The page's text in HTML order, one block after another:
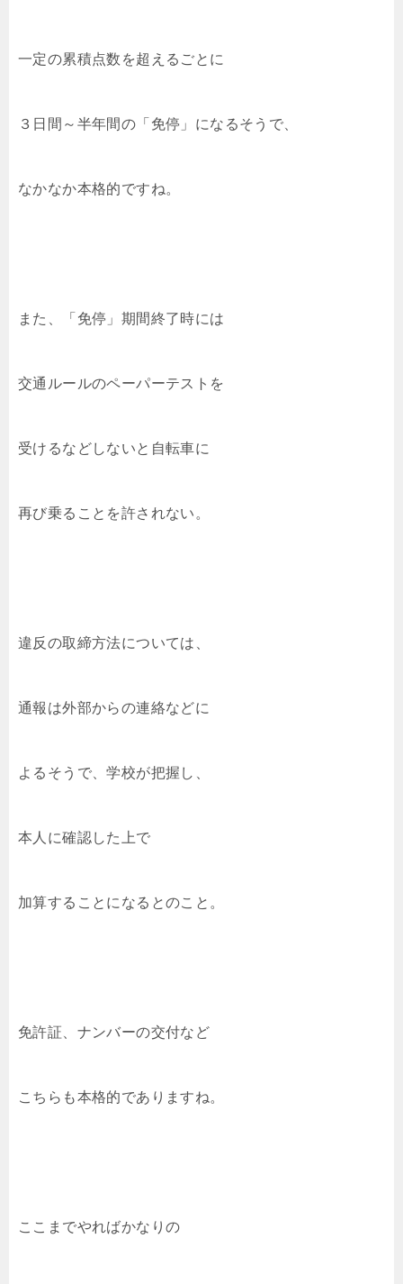
一定の累積点数を超えるごとに
３日間～半年間の「免停」になるそうで、
なかなか本格的ですね。
また、「免停」期間終了時には
交通ルールのペーパーテストを
受けるなどしないと自転車に
再び乗ることを許されない。
違反の取締方法については、
通報は外部からの連絡などに
よるそうで、学校が把握し、
本人に確認した上で
加算することになるとのこと。
免許証、ナンバーの交付など
こちらも本格的でありますね。
ここまでやればかなりの